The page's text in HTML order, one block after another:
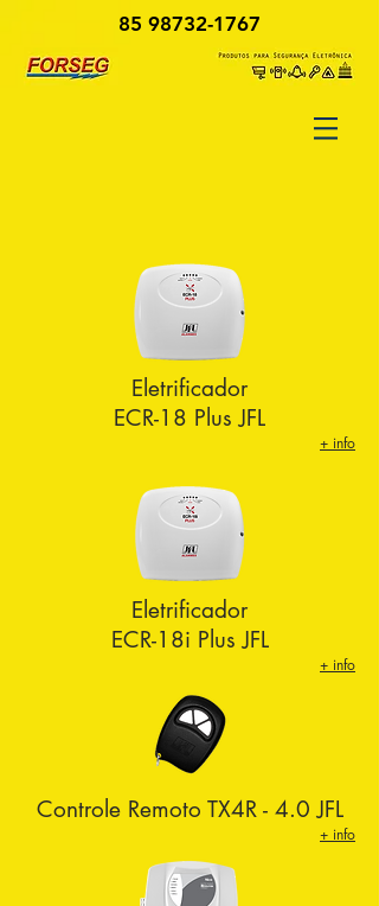
85 98732-1767
Eletrificador
ECR-18 Plus JFL
+ info
Eletrificador
ECR-18i Plus JFL
+ info
Controle Remoto TX4R - 4.0 JFL
+ info